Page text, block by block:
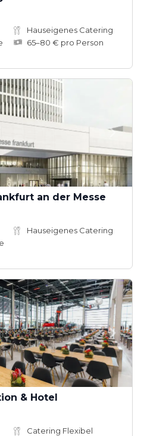
Hauseigenes Catering
65–80 € pro Person
an der Messe
Hauseigenes Catering
& Hotel
Catering Flexibel